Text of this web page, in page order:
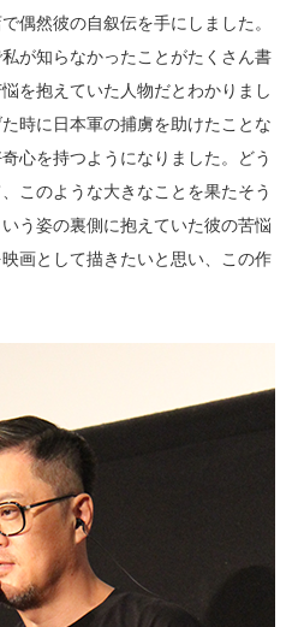
偶然彼の自叙伝を手にしました。
が知らなかったことがたくさん書
を抱えていた人物だとわかりまし
時に日本軍の捕虜を助けたことな
心を持つようになりました。どう
このような大きなことを果たそう
う姿の裏側に抱えていた彼の苦悩
画として描きたいと思い、この作